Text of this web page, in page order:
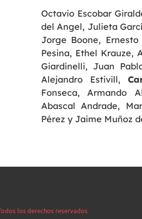
Octavio Escobar
del Angel, Julieta
Jorge Boone,
Pesina, Ethel Krauze,
Giardinelli, Juan
Alejandro Estivill,
Fonseca, Armando
Abascal Andrade,
Pérez y Jaime Muñoz
los derechos reservados